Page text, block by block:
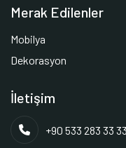
Merak Edilenler
Mobilya
Dekorasyon
İletişim
+90 533 283 33 33